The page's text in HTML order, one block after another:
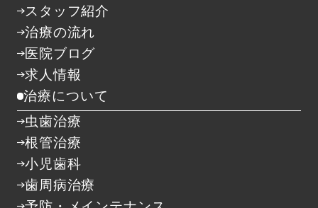
スタッフ紹介
治療の流れ
医院ブログ
求人情報
治療について
虫歯治療
根管治療
小児歯科
歯周病治療